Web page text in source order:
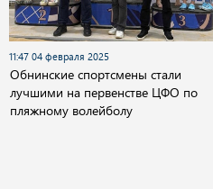
11:47 04 февраля 2025
Обнинские спортсмены стали
лучшими на первенстве ЦФО по
пляжному волейболу